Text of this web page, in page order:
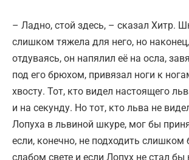
– Ладно, стой здесь, – сказал Хитр.
слишком тяжела для него, но
отдуваясь, он напялил её на осла,
под его брюхом, привязал ноги к
хвосту. Тот, кто видел настоящего
и на секунду. Но тот, кто льва не
Лопуха в львиной шкуре, мог бы
если, конечно, не подходить слишком
слабом свете и если Лопух не стал бы